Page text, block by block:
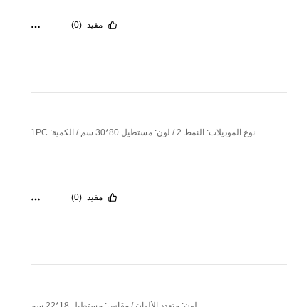
مفيد (0)
نوع الموديلات: النمط 2 / لون: مستطيل 80*30 سم / الكمية: 1PC
مفيد (0)